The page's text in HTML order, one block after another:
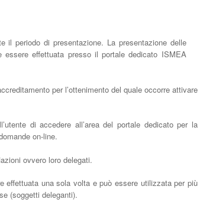
il periodo di presentazione. La presentazione delle
essere effettuata presso il portale dedicato ISMEA
per l’ottenimento del quale occorre attivare
di accedere all’area del portale dedicato per la
on-line.
ovvero loro delegati.
effettuata una sola volta e può essere utilizzata per più
(soggetti deleganti).